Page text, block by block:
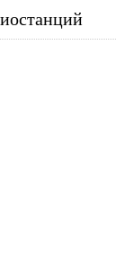
яр
яр
Ногай кыз